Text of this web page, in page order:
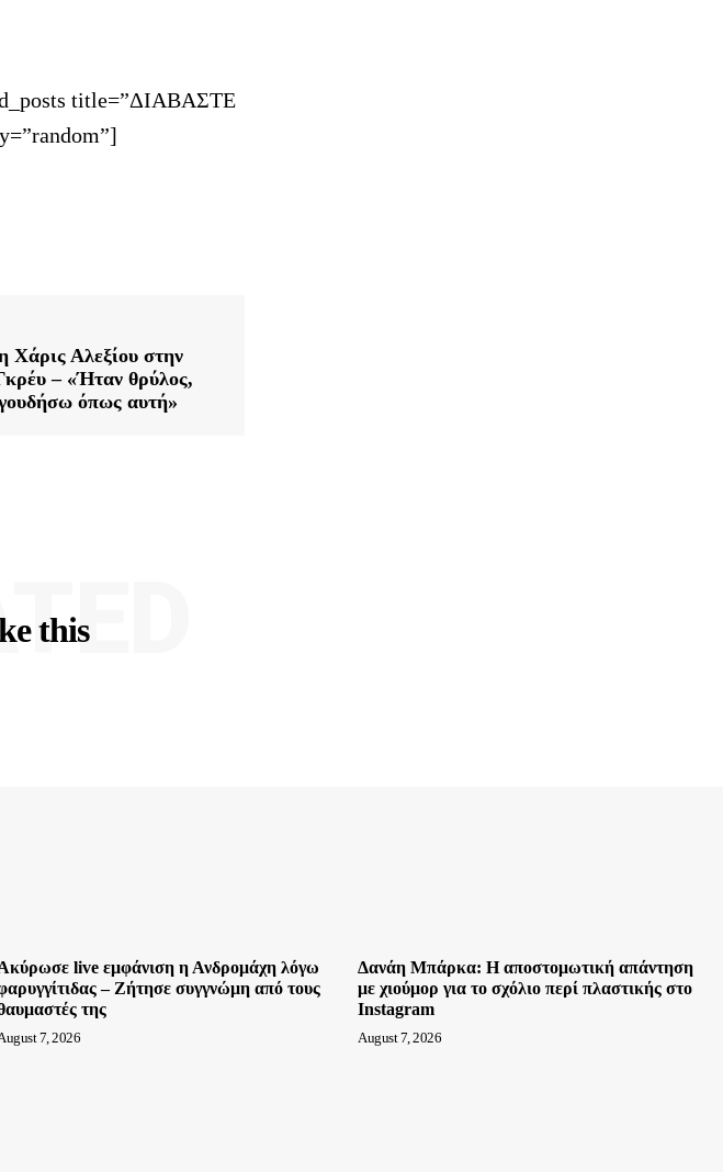
title=”ΔΙΑΒΑΣΤΕ
Χάρις Αλεξίου στην
– «Ήταν θρύλος,
όπως αυτή»
this
live εμφάνιση η Ανδρομάχη λόγω
– Ζήτησε συγγνώμη από τους
της
7, 2026
Δανάη Μπάρκα: Η αποστομωτική απάντηση
με χιούμορ για το σχόλιο περί πλαστικής στο
Instagram
August 7, 2026